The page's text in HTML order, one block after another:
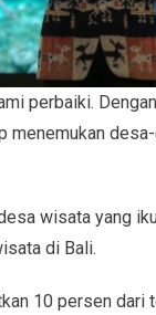
perbaiki.
wisata yang
di Bali.
10 persen dari